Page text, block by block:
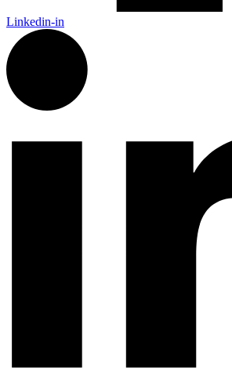
Linkedin-in